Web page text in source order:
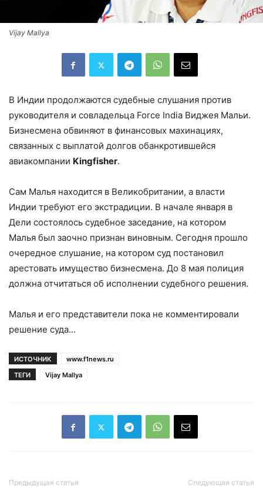
Vijay Mallya
В Индии продолжаются судебные слушания против
руководителя и совладельца Force India Виджея Мальи.
Бизнесмена обвиняют в финансовых махинациях,
связанных с выплатой долгов обанкротившейся
авиакомпании Kingfisher.
Сам Малья находится в Великобритании, а власти
Индии требуют его экстрадиции. В начале января в
Дели состоялось судебное заседание, на котором
Малья был заочно признан виновным. Сегодня прошло
очередное слушание, на котором суд постановил
арестовать имущество бизнесмена. До 8 мая полиция
должна отчитаться об исполнении судебного решения.
Малья и его представители пока не комментировали
решение суда…
ИСТОЧНИК
www.f1news.ru
ТЕГИ
Vijay Mallya
Предыдущая статья Следующая статья